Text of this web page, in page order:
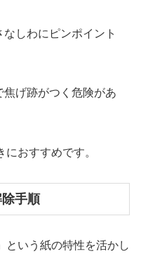
しわにピンポイント
げ跡がつく危険があ
おすすめです。
手順
という紙の特性を活かし